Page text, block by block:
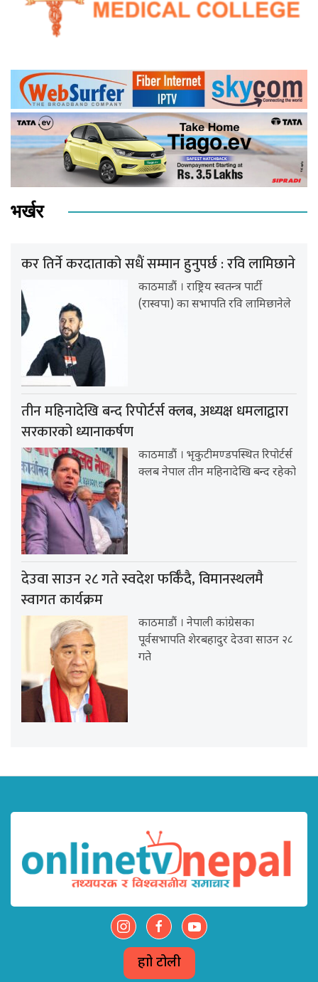
भर्खर
कर तिर्ने करदाताको सधैं सम्मान हुनुपर्छ : रवि लामिछाने
काठमाडौं । राष्ट्रिय स्वतन्त्र पार्टी
(रास्वपा) का सभापति रवि लामिछानेले
तीन महिनादेखि बन्द रिपोर्टर्स क्लब, अध्यक्ष धमलाद्वारा
सरकारको ध्यानाकर्षण
काठमाडौं । भृकुटीमण्डपस्थित रिपोर्टर्स
क्लब नेपाल तीन महिनादेखि बन्द रहेको
देउवा साउन २८ गते स्वदेश फर्किँदै, विमानस्थलमै
स्वागत कार्यक्रम
काठमाडौं । नेपाली कांग्रेसका
पूर्वसभापति शेरबहादुर देउवा साउन २८
गते
हाम्रो टोली